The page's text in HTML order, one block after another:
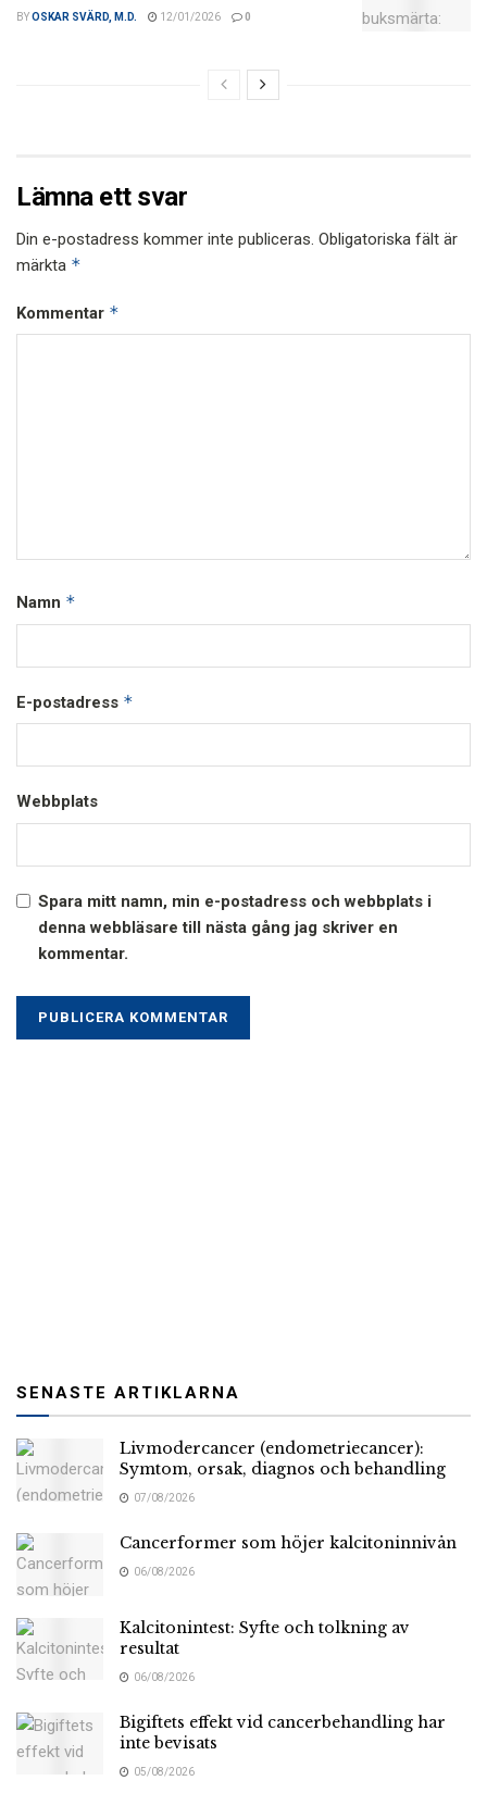
BYOSKAR SVÄRD, M.D. 12/01/2026 0
Lämna ett svar
Din e-postadress kommer inte publiceras. Obligatoriska fält är
märkta *
Kommentar *
Namn *
E-postadress *
Webbplats
Spara mitt namn, min e-postadress och webbplats i
denna webbläsare till nästa gång jag skriver en
kommentar.
SENASTE ARTIKLARNA
Livmodercancer (endometriecancer):
Symtom, orsak, diagnos och behandling
07/08/2026
Cancerformer som höjer kalcitoninnivån
06/08/2026
Kalcitonintest: Syfte och tolkning av
resultat
06/08/2026
Bigiftets effekt vid cancerbehandling har
inte bevisats
05/08/2026